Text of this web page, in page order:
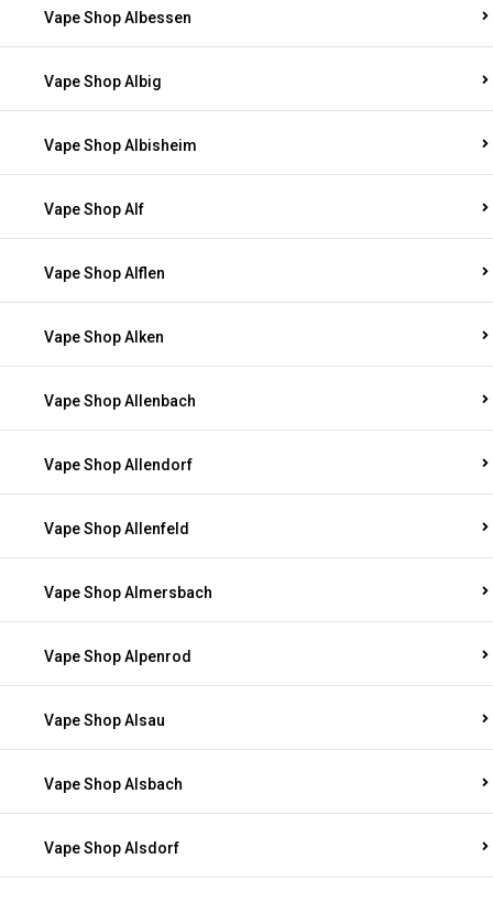
Vape Shop Albessen
Vape Shop Albig
Vape Shop Albisheim
Vape Shop Alf
Vape Shop Alflen
Vape Shop Alken
Vape Shop Allenbach
Vape Shop Allendorf
Vape Shop Allenfeld
Vape Shop Almersbach
Vape Shop Alpenrod
Vape Shop Alsau
Vape Shop Alsbach
Vape Shop Alsdorf